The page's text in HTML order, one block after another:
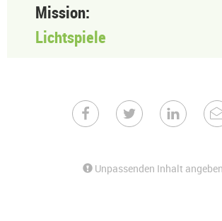
Mission:
Lichtspiele
Unpassenden Inhalt angeben